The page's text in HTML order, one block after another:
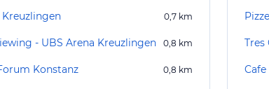
0,7 km
- UBS Arena Kreuzlingen 0,8 km
Konstanz 0,8 km
Tres